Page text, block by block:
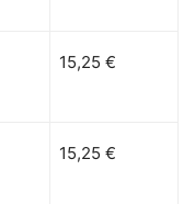
15,25 €
15,25 €